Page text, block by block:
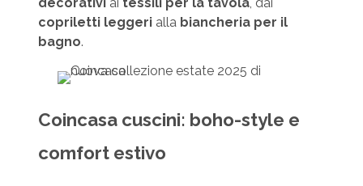
copriletti leggerialla biancheria per il
bagno.
Coincasa cuscini: boho-style e
comfort estivo